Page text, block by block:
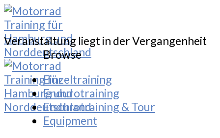
Skip
to
content
Veranstaltung liegt in der Vergangenheit
Browse
Einzeltraining
Endurotraining
Endurotraining & Tour
Equipment